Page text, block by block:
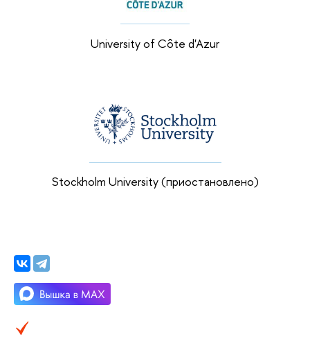
University of Côte d'Azur
Stockholm University (приостановлено)